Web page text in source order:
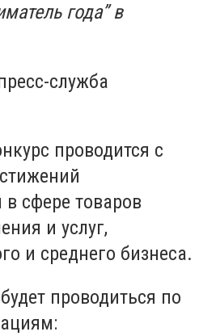
года” в
служба
проводится с
сфере товаров
и услуг,
и среднего бизнеса.
проводиться по